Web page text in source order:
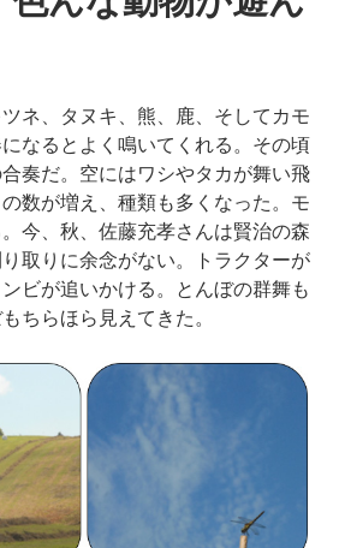
ネ、タヌキ、熊、鹿、そしてカモ
なるとよく鳴いてくれる。その頃
奏だ。空にはワシやタカが舞い飛
数が増え、種類も多くなった。モ
今、秋、佐藤充孝さんは賢治の森
取りに余念がない。トラクターが
ビが追いかける。とんぼの群舞も
ちらほら見えてきた。